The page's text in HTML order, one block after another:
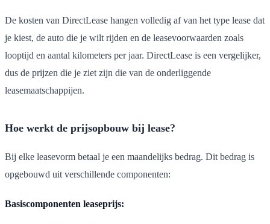
De kosten van DirectLease hangen volledig af van het type lease dat
je kiest, de auto die je wilt rijden en de leasevoorwaarden zoals
looptijd en aantal kilometers per jaar. DirectLease is een vergelijker,
dus de prijzen die je ziet zijn die van de onderliggende
leasemaatschappijen.
Hoe werkt de prijsopbouw bij lease?
Bij elke leasevorm betaal je een maandelijks bedrag. Dit bedrag is
opgebouwd uit verschillende componenten:
Basiscomponenten leaseprijs: